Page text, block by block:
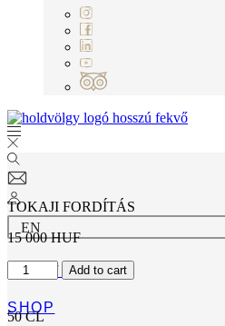
EN
ESTATE
SHOP
TOKAJI FORDÍTÁS
15 000HUF
INTUITION
NO8.
2019
mennyiség
Add to cart
50 CL